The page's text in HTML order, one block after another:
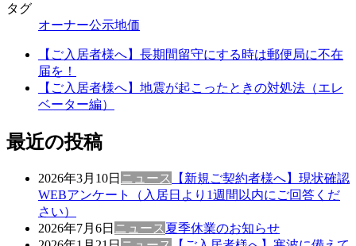
タグ
オーナー公示地価
【ご入居者様へ】長期間留守にする時は郵便局に不在
届を！
【ご入居者様へ】地震が起こったときの対処法（エレ
ベーター編）
最近の投稿
2026年3月10日 ニュース
【新規ご契約者様へ】現状確認
WEBアンケート（入居日より1週間以内にご回答くだ
さい）
2026年7月6日 ニュース 夏季休業のお知らせ